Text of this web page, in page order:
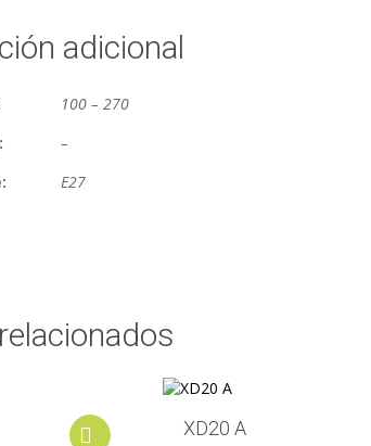
adicional
100 – 270
–
E27
Add to cartXD20 A